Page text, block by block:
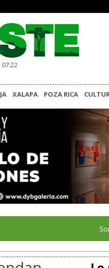
XALAPA POZA RICA
Soriana